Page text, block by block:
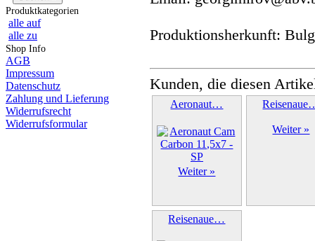
Produktkategorien
alle auf
alle zu
Shop Info
AGB
Impressum
Datenschutz
Zahlung und Lieferung
Widerrufsrecht
Widerrufsformular
Produktionsherkunft:
Kunden, die diesen
Aeronaut…
Weiter »
Weiter »
Reisenaue…